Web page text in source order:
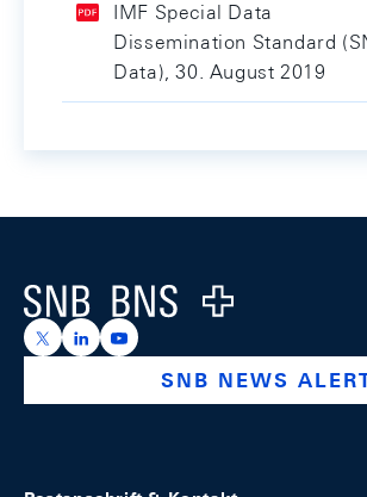
IMF Special Data
Dissemination Standard
Data), 30. August 2019
Logo
https://x.com/snb_bns
https://ch.linkedin.com/
https://www.youtube.com/
SNB NEWS